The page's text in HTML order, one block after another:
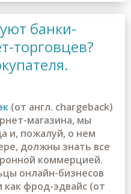
банки-
торговцев?
(от англ. chargeback)
магазина, мы
и, пожалуй, о нем
должны знать все
коммерцией.
онлайн-бизнесов
фрод-эдвайс (от